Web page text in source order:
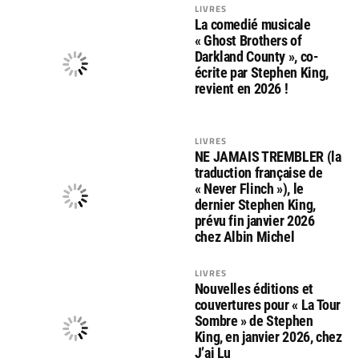
LIVRES
La comedié musicale
« Ghost Brothers of
Darkland County », co-
écrite par Stephen King,
revient en 2026 !
LIVRES
NE JAMAIS TREMBLER (la
traduction française de
« Never Flinch »), le
dernier Stephen King,
prévu fin janvier 2026
chez Albin Michel
LIVRES
Nouvelles éditions et
couvertures pour « La Tour
Sombre » de Stephen
King, en janvier 2026, chez
J’ai Lu